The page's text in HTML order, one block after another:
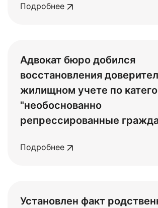
Подробнее
Адвокат бюро добился
восстановления
жилищном учете по
"необоснованно
репрессированные
Подробнее
Установлен факт